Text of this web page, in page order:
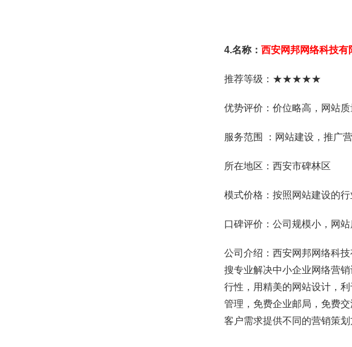
4.名称： 西安网邦网络科技有
推荐等级：★★★★★
优势评价：价位略高，网站质
服务范围 ：网站建设，推广
所在地区：西安市碑林区
模式价格：按照网站建设的
口碑评价：公司规模小，网站
公司介绍：西安网邦网络科
搜专业解决中小企业网络营
行性，用精美的网站设计，
管理，免费企业邮局，免费
客户需求提供不同的营销策